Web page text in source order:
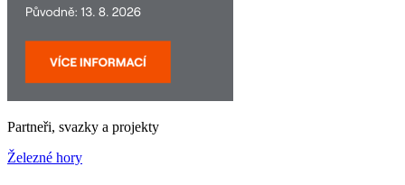
Partneři, svazky a projekty
Železné hory